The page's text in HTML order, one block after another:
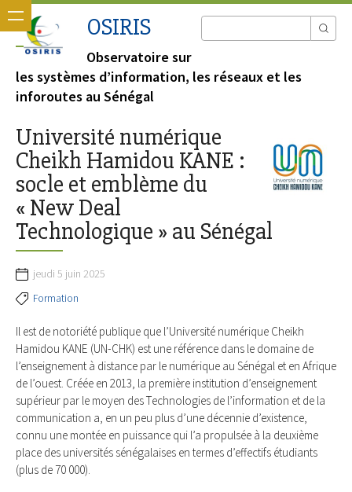
OSIRIS
Observatoire sur
les systèmes d’information, les réseaux et les
inforoutes au Sénégal
Université numérique
Cheikh Hamidou KANE :
socle et emblème du
« New Deal
Technologique » au Sénégal
jeudi 5 juin 2025
Formation
Il est de notoriété publique que l’Université numérique Cheikh
Hamidou KANE (UN-CHK) est une référence dans le domaine de
l’enseignement à distance par le numérique au Sénégal et en Afrique
de l’ouest. Créée en 2013, la première institution d’enseignement
supérieur par le moyen des Technologies de l’information et de la
communication a, en un peu plus d’une décennie d’existence,
connu une montée en puissance qui l’a propulsée à la deuxième
place des universités sénégalaises en termes d’effectifs étudiants
(plus de 70 000).